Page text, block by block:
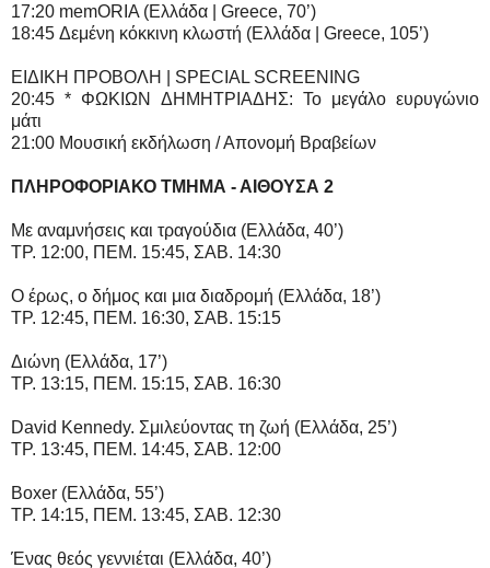
17:20 memORIA (Ελλάδα | Greece, 70’)
18:45 Δεμένη κόκκινη κλωστή (Ελλάδα | Greece, 105’)
EIΔIKH ΠPOBOΛH | SPECIAL SCREENING
20:45 * ΦΩKIΩN ΔHMHTPIAΔHΣ: Το μεγάλο ευρυγώνιο
μάτι
21:00 Μουσική εκδήλωση / Απονομή Βραβείων
ΠΛΗΡΟΦΟΡΙΑΚΟ ΤΜΗΜΑ - ΑΙΘΟΥΣΑ 2
Με αναμνήσεις και τραγούδια (Ελλάδα, 40’)
TP. 12:00, ΠEM. 15:45, ΣAB. 14:30
O έρως, ο δήμος και μια διαδρομή (Ελλάδα, 18’)
TP. 12:45, ΠEM. 16:30, ΣAB. 15:15
Διώνη (Ελλάδα, 17’)
TP. 13:15, ΠEM. 15:15, ΣAB. 16:30
David Kennedy. Σμιλεύοντας τη ζωή (Ελλάδα, 25’)
TP. 13:45, ΠEM. 14:45, ΣAB. 12:00
Boxer (Ελλάδα, 55’)
TP. 14:15, ΠEM. 13:45, ΣAB. 12:30
Ένας θεός γεννιέται (Ελλάδα, 40’)